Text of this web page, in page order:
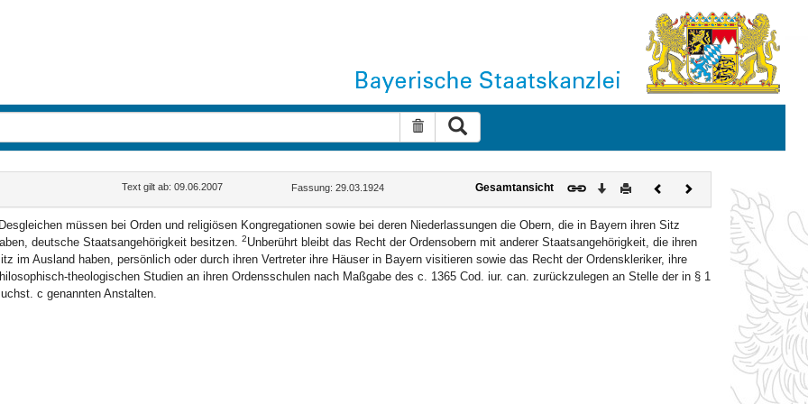
Suche zurücksetzen
Text gilt ab: 09.06.2007 Fassung: 29.03.1924 Gesamtansicht Download
DruckenVorherigesNächstes
Dokument
Desgleichen müssen bei Orden und religiösen Kongregationen sowie bei deren Niederlassungen die Obern, die in Bayern ihren Sitz
deutsche Staatsangehörigkeit besitzen. 2Unberührt bleibt das Recht der Ordensobern mit anderer Staatsangehörigkeit, die ihren
im Ausland haben, persönlich oder durch ihren Vertreter ihre Häuser in Bayern visitieren sowie das Recht der Ordenskleriker, ihre
theologischen Studien an ihren Ordensschulen nach Maßgabe des c. 1365 Cod. iur. can. zurückzulegen an Stelle der in § 1
c genannten Anstalten.